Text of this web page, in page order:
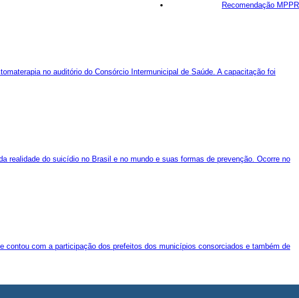
Recomendação MPPR
no auditório do Consórcio Intermunicipal de Saúde. A capacitação foi
realidade do suicídio no Brasil e no mundo e suas formas de prevenção. Ocorre no
contou com a participação dos prefeitos dos municípios consorciados e também de